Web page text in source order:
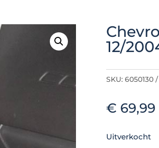
12/
SKU: 6050130
€ 69,99
Uitverkocht